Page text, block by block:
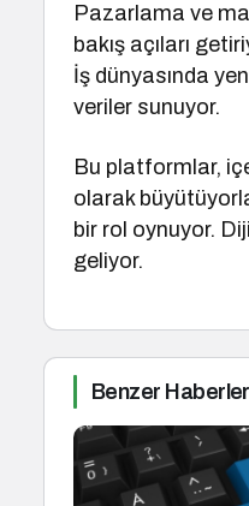
Pazarlama ve
bakış açıları
İş dünyasında
veriler sunuyor.
Bu platformlar,
olarak
bir rol oynuyor.
geliyor.
Benzer Haberler